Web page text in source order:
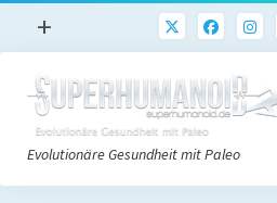
Menü
öffnen
+
Paleo
Rezepte
Sport
Evolutionäre Gesundheit mit Paleo